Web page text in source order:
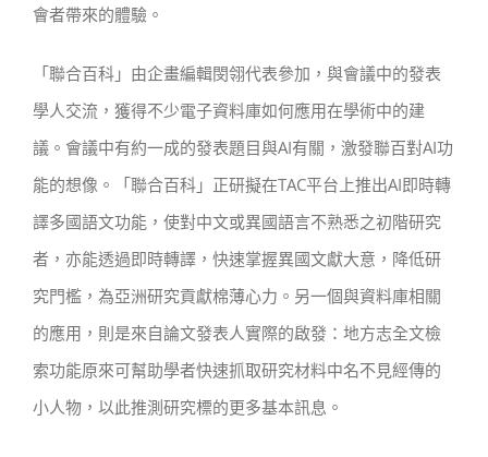
會者帶來的體驗。
「聯合百科」由企畫編輯閔翎代表參加，與會議中的發表
學人交流，獲得不少電子資料庫如何應用在學術中的建
議。會議中有約一成的發表題目與AI有關，激發聯百對AI功
能的想像。「聯合百科」正研擬在TAC平台上推出AI即時轉
譯多國語文功能，使對中文或異國語言不熟悉之初階研究
者，亦能透過即時轉譯，快速掌握異國文獻大意，降低研
究門檻，為亞洲研究貢獻棉薄心力。另一個與資料庫相關
的應用，則是來自論文發表人實際的啟發：地方志全文檢
索功能原來可幫助學者快速抓取研究材料中名不見經傳的
小人物，以此推測研究標的更多基本訊息。